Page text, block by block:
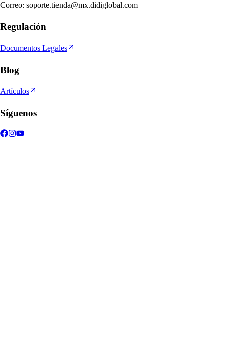
Correo: soporte.tienda@mx.didiglobal.com
Regulación
Documentos Legales
Blog
Artículos
Síguenos